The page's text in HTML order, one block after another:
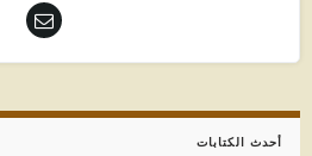
أحدث الكتابات